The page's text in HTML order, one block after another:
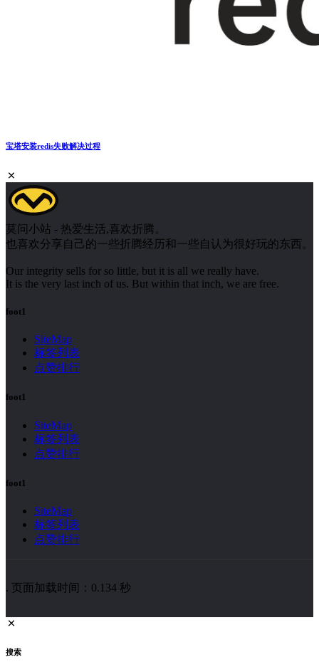
宝塔安装redis失败解决过程
莫问小站 - 热爱生活,喜欢折腾。
也喜欢分享自己的一些折腾经历和一些自认为很好玩的东西。
Our integrity sells for so little, but it is all we really have.
It is the very last inch of us. But within that inch, we are free.
foot1
SiteMap
标签列表
点赞排行
foot1
SiteMap
标签列表
点赞排行
foot1
SiteMap
标签列表
点赞排行
. 页面加载时间：0.134 秒
搜索